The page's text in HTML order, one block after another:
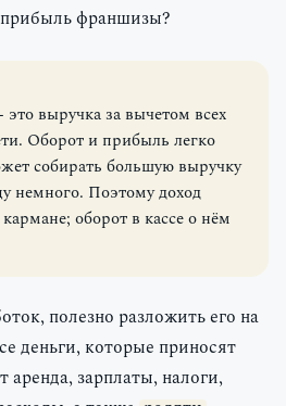
прибыль франшизы?
выручка за вычетом всех
Оборот и прибыль легко
собирать большую выручку
немного. Поэтому доход
оборот в кассе о нём
полезно разложить его на
деньги, которые приносят
аренда, зарплаты, налоги,